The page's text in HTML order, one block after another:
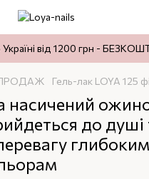
Україні від 1200 грн -
Гель-лак LOYA 125
насичений
до